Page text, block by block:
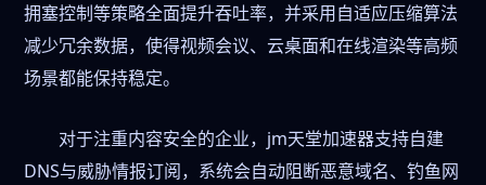
拥塞控制等策略全面提升吞吐率，并采用自适应压缩算法
减少冗余数据，使得视频会议、云桌面和在线渲染等高频
场景都能保持稳定。
对于注重内容安全的企业，jm天堂加速器支持自建
DNS与威胁情报订阅，系统会自动阻断恶意域名、钓鱼网